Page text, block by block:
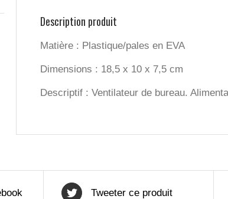
Description produit
Matière : Plastique/pales en EVA
Dimensions : 18,5 x 10 x 7,5 cm
Descriptif : Ventilateur de bureau.
Tweeter ce produit